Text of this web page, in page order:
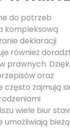
do potrzeb
kompleksową
deklaracji
również
prawnych. Dzięki
oraz
zajmują
wiele biur